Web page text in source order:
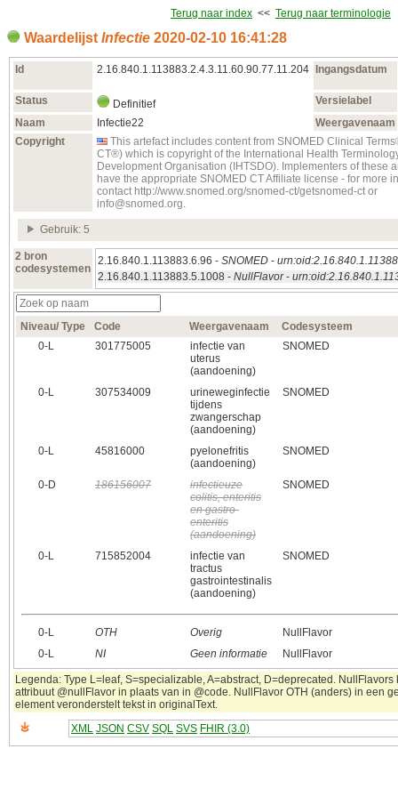
Terug naar index << Terug naar terminologie
Waardelijst Infectie 2020‑02‑10 16:41:28
Id 2.16.840.1.113883.2.4.3.11.60.90.77.11.204 Ingangsdatum
Status Definitief
Versielabel
Naam
Infectie22
Weergavenaam
Copyright
This artefact includes content from SNOMED Clinical
CT®) which is copyright of the International Health
Development Organisation (IHTSDO). Implementers of these
have the appropriate SNOMED CT Affiliate license - for more
contact http://www.snomed.org/snomed-ct/getsnomed-ct or
info@snomed.org.
Gebruik: 5
2 bron
codesystemen
2.16.840.1.113883.6.96 - SNOMED -
2.16.840.1.113883.5.1008 - NullFlavor-
Niveau/ Type Code Weergavenaam
Codesysteem
0‑L
301775005
infectie van
uterus
(aandoening)
SNOMED
0‑L 307534009
urineweginfectie
tijdens
zwangerschap
(aandoening)
SNOMED
0‑L 45816000
pyelonefritis
(aandoening)
SNOMED
0‑D 186156007
infectieuze
colitis, enteritis
en gastro-
enteritis
(aandoening)
SNOMED
0‑L 715852004
infectie van
tractus
gastrointestinalis
(aandoening)
SNOMED
0‑L OTH Overig
NullFlavor
0‑L
NI Geen informatie NullFlavor
Legenda: Type L=leaf, S=specializable, A=abstract, D=deprecated. NullFlavors
attribuut @nullFlavor in plaats van in @code. NullFlavor OTH (anders) in een
element veronderstelt tekst in originalText.
XML JSON CSV SQL SVS FHIR (3.0)